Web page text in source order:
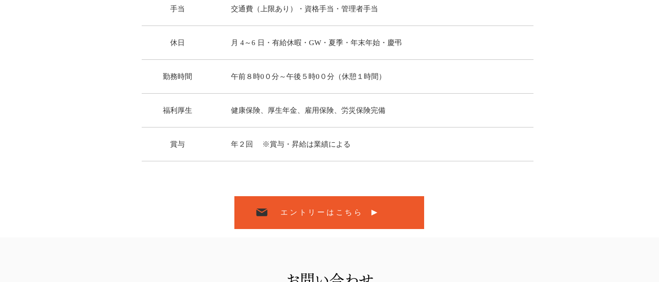
​手当 交通費（上限あり）・資格手当・管理者手当
​休日 月 4～6 日・有給休暇・GW・夏季・年末年始・慶弔
​勤務時間 午前８時0０分～午後５時0０分（休憩１時間）
​福利厚生 健康保険、厚生年金、雇用保険、労災保険完備
​賞与 年２回 ※賞与・昇給は業績による
エントリーはこちら